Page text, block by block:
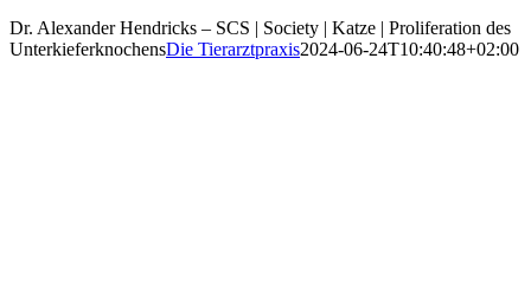
Dr. Alexander Hendricks – SCS | Society | Katze | Proliferation des
UnterkieferknochensDie Tierarztpraxis2024-06-24T10:40:48+02:00